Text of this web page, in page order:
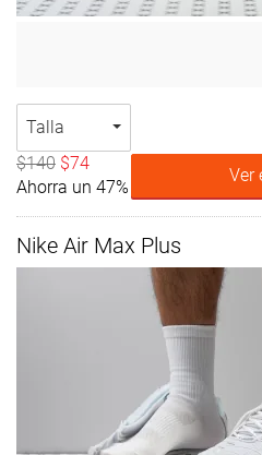
Talla
$140 $74
Ahorra un 47%
Ver
Nike Air Max Plus